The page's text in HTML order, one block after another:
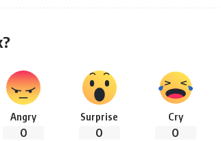
Angry
0
Surprise
0
Cry
0